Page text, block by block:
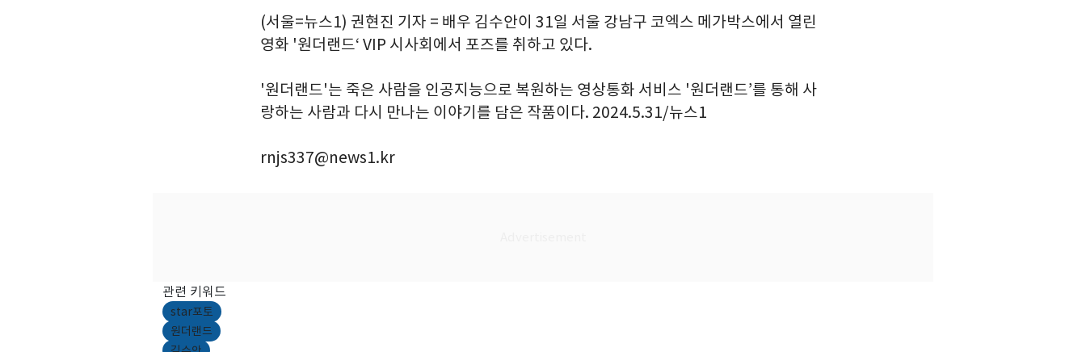
(서울=뉴스1) 권현진 기자 = 배우 김수안이 31일 서울 강남구 코엑스 메가박스에서 열린
영화 '원더랜드‘ VIP 시사회에서 포즈를 취하고 있다.
'원더랜드'는 죽은 사람을 인공지능으로 복원하는 영상통화 서비스 '원더랜드’를 통해 사
랑하는 사람과 다시 만나는 이야기를 담은 작품이다. 2024.5.31/뉴스1
rnjs337@news1.kr
관련 키워드
star포토
원더랜드